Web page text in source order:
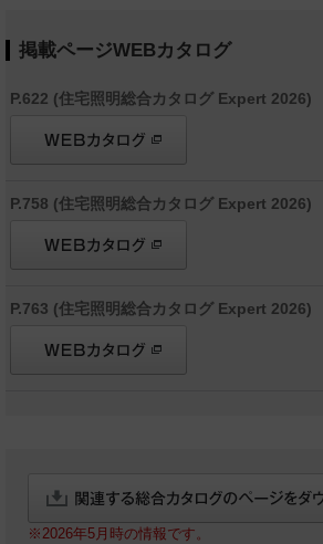
掲載ページWEBカタログ
P.622 (住宅照明総合カタログ Expert 2026)
P.758 (住宅照明総合カタログ Expert 2026)
P.763 (住宅照明総合カタログ Expert 2026)
※2026年5月時の情報です。